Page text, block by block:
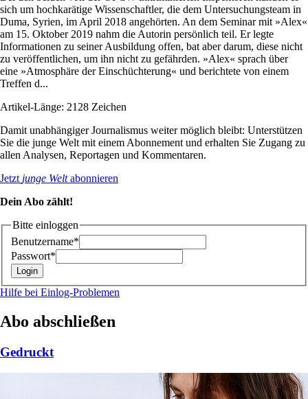
sich um hochkarätige Wissenschaftler, die dem Untersuchungsteam in
Duma, Syrien, im April 2018 angehörten. An dem Seminar mit »Alex«
am 15. Oktober 2019 nahm die Autorin persönlich teil. Er legte
Informationen zu seiner Ausbildung offen, bat aber darum, diese nicht
zu veröffentlichen, um ihn nicht zu gefährden. »Alex« sprach über
eine »Atmosphäre der Einschüchterung« und berichtete von einem
Treffen d...
Artikel-Länge: 2128 Zeichen
Damit unabhängiger Journalismus weiter möglich bleibt: Unterstützen
Sie die junge Welt mit einem Abonnement und erhalten Sie Zugang zu
allen Analysen, Reportagen und Kommentaren.
Jetzt junge Weltabonnieren
Dein Abo zählt!
Bitte einloggen
Benutzername*
Passwort*
Hilfe bei Einlog-Problemen
Abo abschließen
Gedruckt